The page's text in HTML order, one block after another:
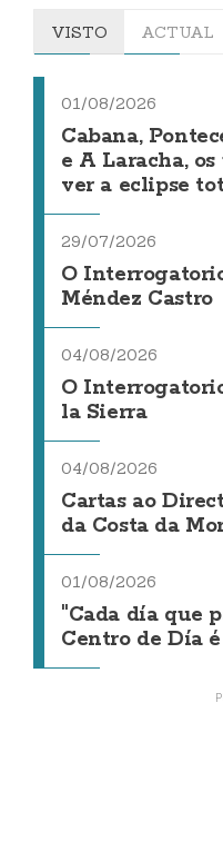
VISTO ACTUAL
01/08/2026
Cabana,
e A Laracha,
ver a eclipse
29/07/2026
O
Méndez Castro
04/08/2026
O
la Sierra
04/08/2026
Cartas ao
da Costa da
01/08/2026
"Cada día que
Centro de Día